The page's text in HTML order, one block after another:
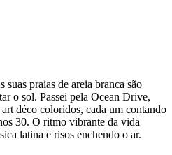
praias de areia branca são
o sol. Passei pela Ocean Drive,
déco coloridos, cada um contando
30. O ritmo vibrante da vida
latina e risos enchendo o ar.